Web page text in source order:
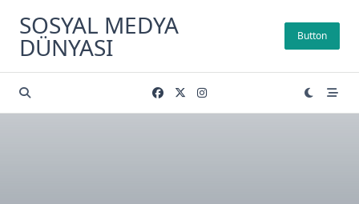
content
SOSYAL MEDYA
DÜNYASI Button